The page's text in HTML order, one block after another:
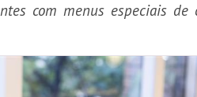
com menus especiais